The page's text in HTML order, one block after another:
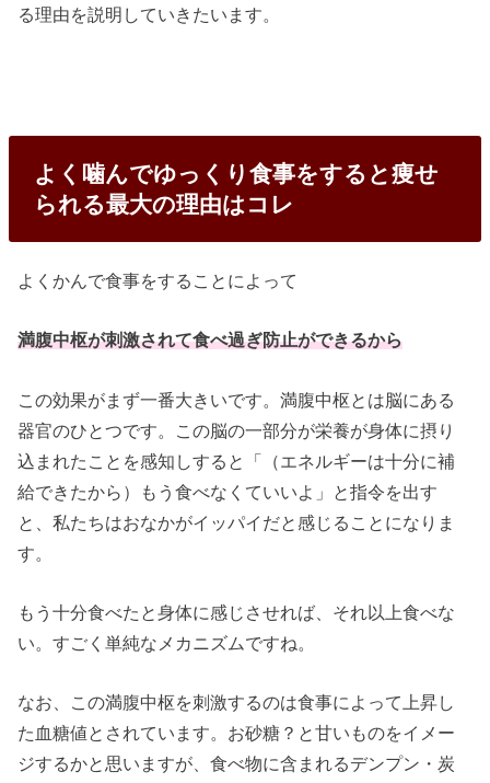
る理由を説明していきたいます。
よく噛んでゆっくり食事をすると痩せ
られる最大の理由はコレ
よくかんで食事をすることによって
満腹中枢が刺激されて食べ過ぎ防止ができるから
この効果がまず一番大きいです。満腹中枢とは脳にある
器官のひとつです。この脳の一部分が栄養が身体に摂り
込まれたことを感知しすると「（エネルギーは十分に補
給できたから）もう食べなくていいよ」と指令を出す
と、私たちはおなかがイッパイだと感じることになりま
す。
もう十分食べたと身体に感じさせれば、それ以上食べな
い。すごく単純なメカニズムですね。
なお、この満腹中枢を刺激するのは食事によって上昇し
た血糖値とされています。お砂糖？と甘いものをイメー
ジするかと思いますが、食べ物に含まれるデンプン・炭